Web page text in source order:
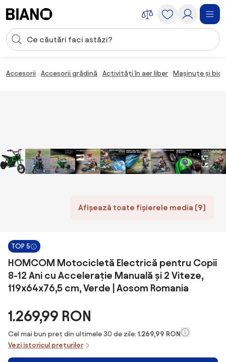
Introducerea căutării
Accesorii Accesorii grădină Activități în aer liber Mașinuțe și
Afișează toate fișierele media (9)
TOP 5
HOMCOM Motocicletă Electrică pentru Copii
8-12 Ani cu Accelerație Manuală și 2 Viteze,
119x64x76,5 cm, Verde | Aosom Romania
1.269,99 RON
Cel mai bun preț din ultimele 30 de zile: 1.269,99 RON
Vezi istoricul prețurilor